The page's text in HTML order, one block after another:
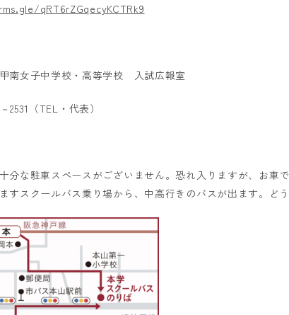
qRT6rZGqecyKCTRk9
南女子中学校・高等学校 入試広報室
2531（TEL・代表）
分な駐車スペースがございません。恐れ入りますが、お車
すスクールバス乗り場から、中高行きのバスが出ます。どう